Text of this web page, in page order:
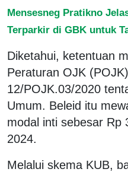
Mensesneg Pratikno
Terparkir di GBK untuk
Diketahui, ketentuan
Peraturan OJK
12/POJK.03/2020
Umum. Beleid itu
modal inti sebesar Rp
2024.
Melalui skema KUB,